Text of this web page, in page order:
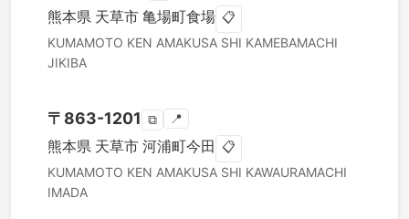
熊本県 天草市 亀場町食場 📋
KUMAMOTO KEN AMAKUSA SHI KAMEBAMACHI
JIKIBA
〒 863-1201 ⧉ 📍
熊本県 天草市 河浦町今田 📋
KUMAMOTO KEN AMAKUSA SHI KAWAURAMACHI
IMADA